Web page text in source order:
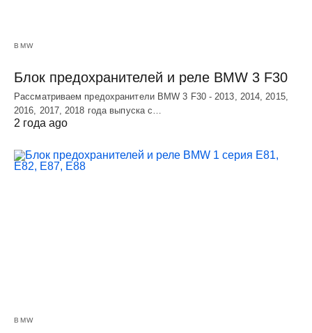
BMW
Блок предохранителей и реле BMW 3 F30
Рассматриваем предохранители BMW 3 F30 - 2013, 2014, 2015,
2016, 2017, 2018 года выпуска с…
2 года ago
BMW